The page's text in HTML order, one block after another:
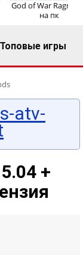
God of War
на пк
Топовые игры
atv-
+